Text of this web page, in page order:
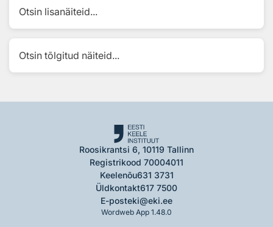
Otsin lisanäiteid...
Otsin tõlgitud näiteid...
Roosikrantsi 6, 10119 Tallinn
Registrikood 70004011
Keelenõu631 3731
Üldkontakt617 7500
E-posteki@eki.ee
Wordweb App 1.48.0